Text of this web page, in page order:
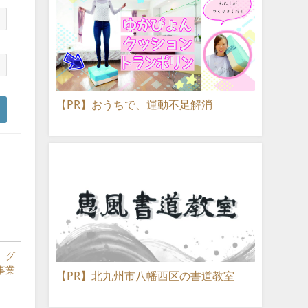
グ
業
【PR】おうちで、運動不足解消
【PR】北九州市八幡西区の書道教室